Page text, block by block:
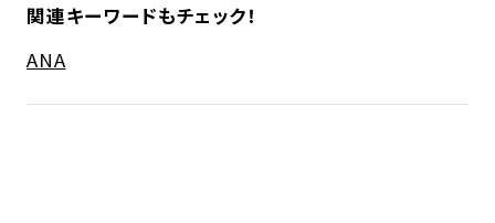
関連キーワードもチェック！
ANA